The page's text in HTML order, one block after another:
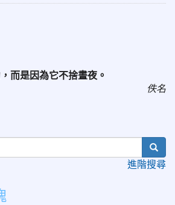
而是因為它不捨晝夜。
佚名
進階搜尋